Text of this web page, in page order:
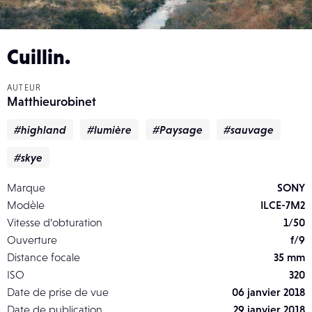
Cuillin.
AUTEUR
Matthieurobinet
#highland #lumière #Paysage #sauvage
#skye
Marque
SONY
Modèle
ILCE-7M2
Vitesse d’obturation
1/50
Ouverture
f/9
Distance focale
35 mm
ISO
320
Date de prise de vue
06 janvier 2018
Date de publication
29 janvier 2018